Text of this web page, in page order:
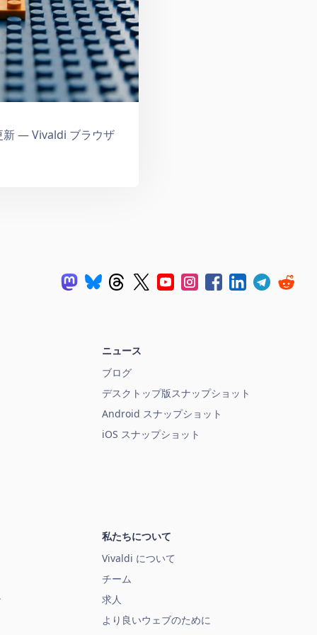
— Vivaldi ブラウザ
ニュース
ブログ
デスクトップ版スナップショット
Android スナップショット
iOS スナップショット
私たちについて
Vivaldi について
チーム
求人
より良いウェブのために